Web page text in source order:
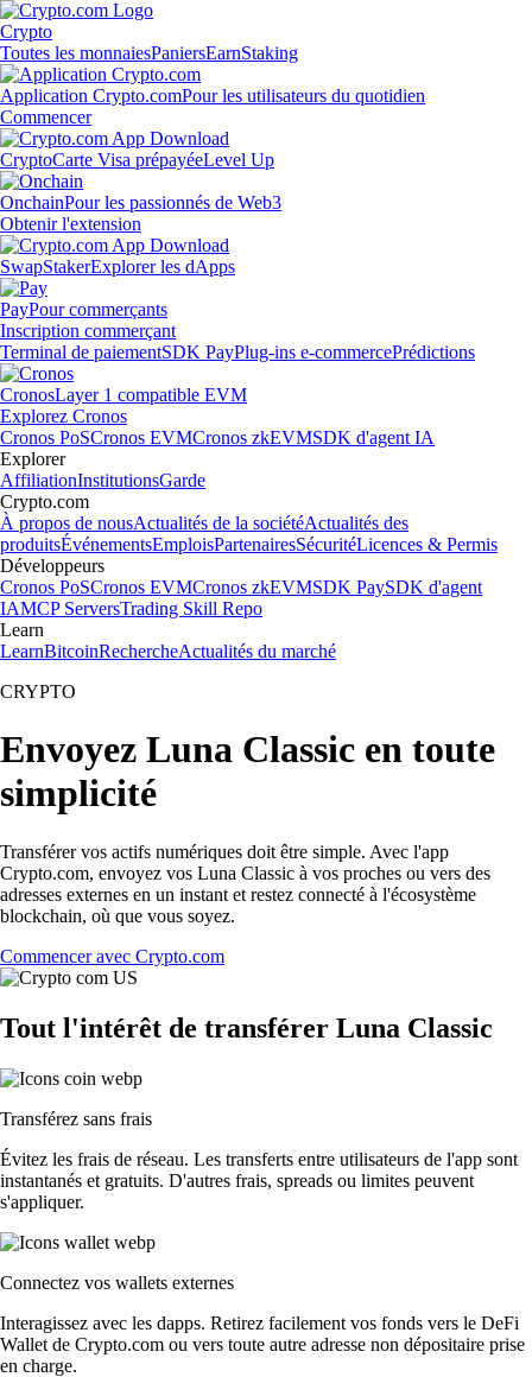
Crypto
Toutes les monnaiesPaniersEarnStaking
Application Crypto.comPour les utilisateurs du quotidien
Commencer
CryptoCarte Visa prépayéeLevel Up
OnchainPour les passionnés de Web3
Obtenir l'extension
SwapStakerExplorer les dApps
PayPour commerçants
Inscription commerçant
Terminal de paiementSDK PayPlug-ins e-commercePrédictions
CronosLayer 1 compatible EVM
Explorez Cronos
Cronos PoSCronos EVMCronos zkEVMSDK d'agent IA
Explorer
AffiliationInstitutionsGarde
Crypto.com
À propos de nousActualités de la sociétéActualités des
produitsÉvénementsEmploisPartenairesSécuritéLicences & Permis
Développeurs
Cronos PoSCronos EVMCronos zkEVMSDK PaySDK d'agent
IAMCP ServersTrading Skill Repo
Learn
LearnBitcoinRechercheActualités du marché
CRYPTO
Envoyez Luna Classic en toute
simplicité
Transférer vos actifs numériques doit être simple. Avec l'app
Crypto.com, envoyez vos Luna Classic à vos proches ou vers des
adresses externes en un instant et restez connecté à l'écosystème
blockchain, où que vous soyez.
Commencer avec Crypto.com
Tout l'intérêt de transférer Luna Classic
Transférez sans frais
Évitez les frais de réseau. Les transferts entre utilisateurs de l'app sont
instantanés et gratuits. D'autres frais, spreads ou limites peuvent
s'appliquer.
Connectez vos wallets externes
Interagissez avec les dapps. Retirez facilement vos fonds vers le DeFi
Wallet de Crypto.com ou vers toute autre adresse non dépositaire prise
en charge.